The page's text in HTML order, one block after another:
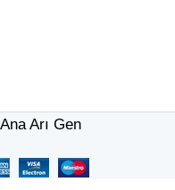
Arı Gen